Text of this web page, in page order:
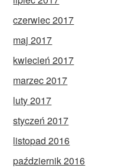
czerwiec 2017
maj 2017
kwiecień 2017
marzec 2017
luty 2017
styczeń 2017
listopad 2016
październik 2016